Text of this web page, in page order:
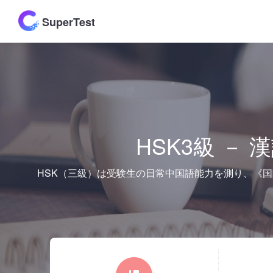
SuperTest
HSK3級 －
HSK（三級）は受験生の日常中国語能力を測り、《